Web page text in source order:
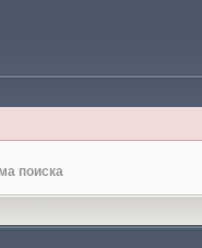
поиска